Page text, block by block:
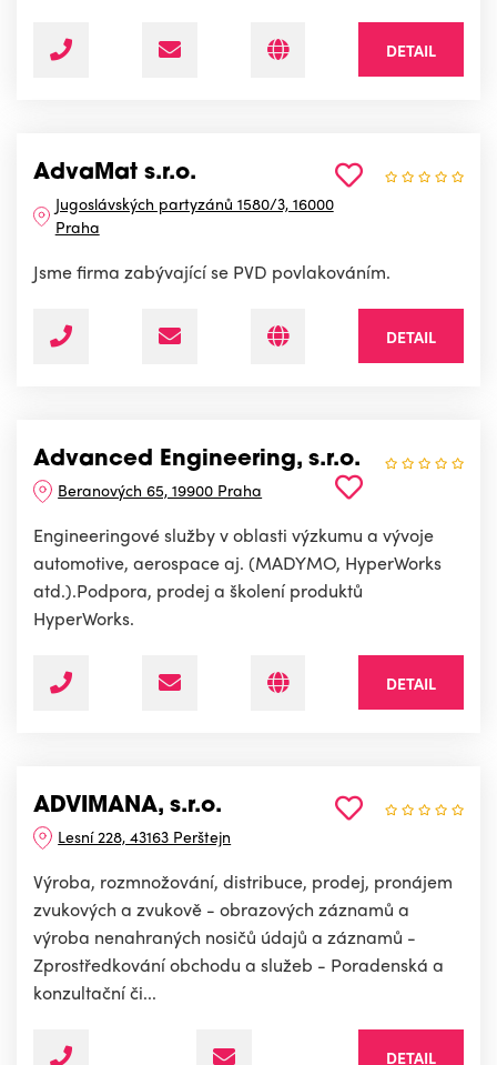
DETAIL
AdvaMat s.r.o.
Jugoslávských partyzánů 1580/3, 16000
Praha
Jsme firma zabývající se PVD povlakováním.
DETAIL
Advanced Engineering, s.r.o.
Beranových 65, 19900 Praha
Engineeringové služby v oblasti výzkumu a vývoje
automotive, aerospace aj. (MADYMO, HyperWorks
atd.).Podpora, prodej a školení produktů
HyperWorks.
DETAIL
ADVIMANA, s.r.o.
Lesní 228, 43163 Perštejn
Výroba, rozmnožování, distribuce, prodej, pronájem
zvukových a zvukově - obrazových záznamů a
výroba nenahraných nosičů údajů a záznamů -
Zprostředkování obchodu a služeb - Poradenská a
konzultační či...
DETAIL